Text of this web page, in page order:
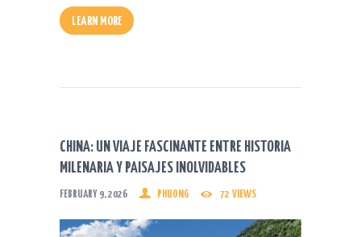
LEARN MORE
CHINA: UN VIAJE FASCINANTE ENTRE HISTORIA
MILENARIA Y PAISAJES INOLVIDABLES
FEBRUARY 9, 2026 PHUONG 72 VIEWS